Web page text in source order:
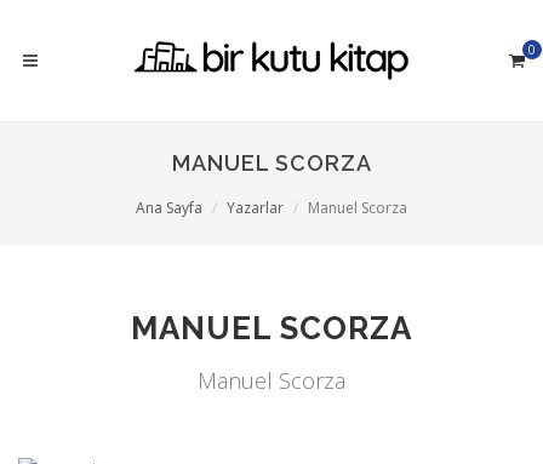
0
MANUEL SCORZA
Ana Sayfa Yazarlar Manuel Scorza
MANUEL SCORZA
Manuel Scorza